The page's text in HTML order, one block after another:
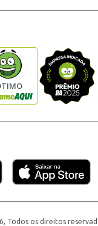
Todos os direitos